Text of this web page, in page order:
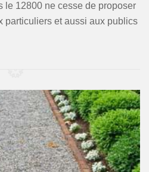
le 12800 ne cesse de proposer
particuliers et aussi aux publics